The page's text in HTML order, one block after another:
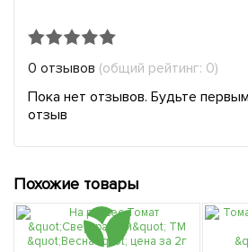
0 отзывов (общий рейтинг: 0)
Пока нет отзывов. Будьте
отзыв
Похожие товары